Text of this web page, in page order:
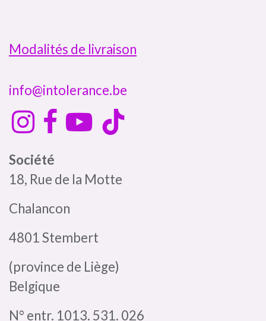
Modalités de livraison
info@intolerance.be
Société
18, Rue de la Motte
Chalancon
4801 Stembert
(province de Liège)
Belgique
N° entr. 1013. 531. 026